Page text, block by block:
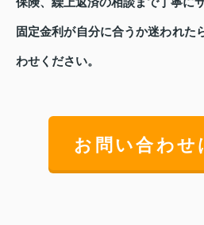
固定金利が自分に合うか迷われた
わせください。
お問い合わせ